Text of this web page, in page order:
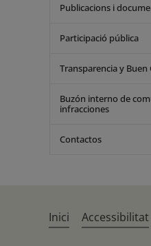
Publicacions i
Participació pública
Transparencia y Buen
Buzón interno de
infracciones
Contactos
Inici Accessibilitat